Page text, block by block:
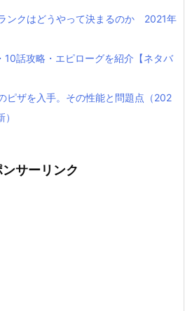
ンクはどうやって決まるのか 2021年
10話攻略・エピローグを紹介【ネタバ
ピザを入手。その性能と問題点（202
ンサーリンク